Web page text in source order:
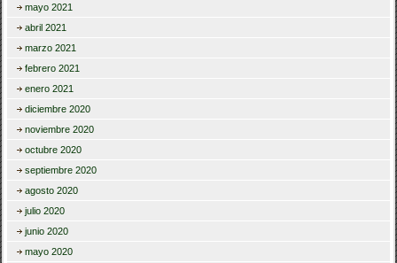
mayo 2021
abril 2021
marzo 2021
febrero 2021
enero 2021
diciembre 2020
noviembre 2020
octubre 2020
septiembre 2020
agosto 2020
julio 2020
junio 2020
mayo 2020